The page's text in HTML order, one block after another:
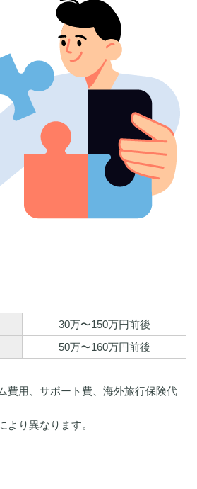
30万〜150万円前後
50万〜160万円前後
費用、サポート費、海外旅行保険代
り異なります。